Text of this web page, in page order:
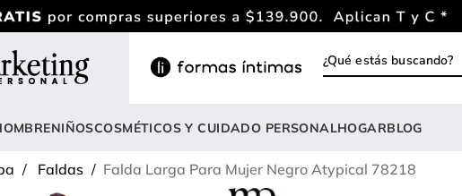
¿Qué estás buscando?
NIÑOSCOSMÉTICOS Y CUIDADO PERSONALHOGARBLOG
Faldas Falda Larga Para Mujer Negro Atypical 78218